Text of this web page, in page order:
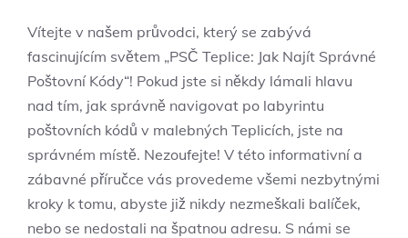
Vítejte v našem průvodci, který se zabývá
fascinujícím světem „PSČ Teplice: Jak Najít Správné
Poštovní Kódy“! Pokud jste si někdy lámali hlavu
nad tím, jak správně navigovat po labyrintu
poštovních kódů v malebných Teplicích, jste na
správném místě. Nezoufejte! V této informativní a
zábavné příručce vás provedeme všemi nezbytnými
kroky k tomu, abyste již nikdy nezmeškali balíček,
nebo se nedostali na špatnou adresu. S námi se